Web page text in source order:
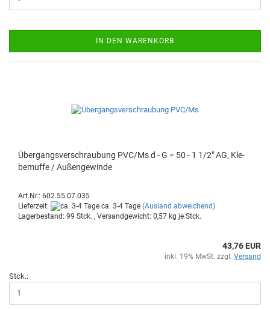
IN DEN WARENKORB
Über­gangs­ver­schrau­bung PVC/Ms d - G = 50 - 1 1/2" AG, Kle­
be­muf­fe / Au­ßen­ge­win­de
Art.Nr.: 602.55.07.035
Lieferzeit:
ca. 3-4 Tage (Ausland abweichend)
Lagerbestand: 99 Stck. , Versandgewicht: 0,57 kg je Stck.
43,76 EUR
inkl. 19% MwSt. zzgl. Versand
Stck.: